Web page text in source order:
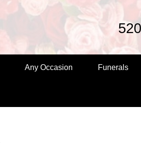
Any Occasion Funerals